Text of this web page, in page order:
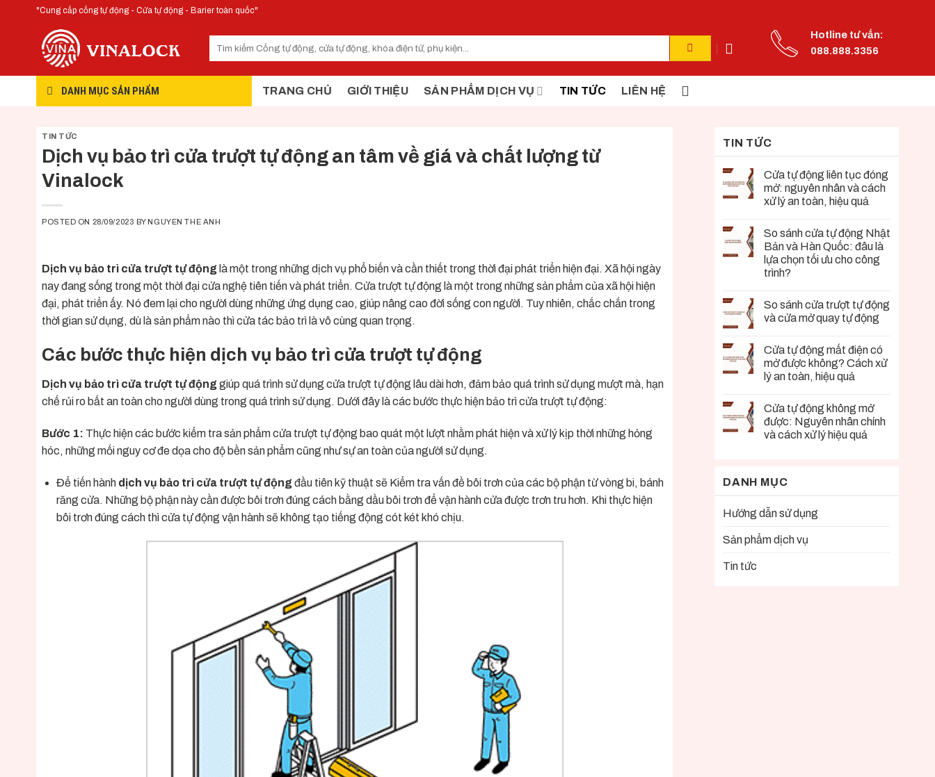
"Cung cấp cổng tự động - Cửa tự động - Barier toàn quốc"
Hotline tư vấn:
088.888.3356
DANH MỤC SẢN PHẨM TRANG CHỦ GIỚI THIỆU SẢN PHẨM DỊCH VỤ TIN TỨC LIÊN HỆ
TIN TỨC
Dịch vụ bảo trì cửa trượt tự động an tâm về giá và chất lượng từ
Vinalock
POSTED ON 28/09/2023 BY NGUYEN THE ANH
Dịch vụ bảo trì cửa trượt tự động là một trong những dịch vụ phổ biến và cần thiết trong thời đại phát triển hiện đại. Xã hội ngày
nay đang sống trong một thời đại cửa nghệ tiên tiến và phát triển. Cửa trượt tự động là một trong những sản phẩm của xã hội hiện
đại, phát triển ấy. Nó đem lại cho người dùng những ứng dụng cao, giúp nâng cao đời sống con người. Tuy nhiên, chắc chắn trong
thời gian sử dụng, dù là sản phẩm nào thì cửa tác bảo trì là vô cùng quan trọng.
Các bước thực hiện dịch vụ bảo trì cửa trượt tự động
Dịch vụ bảo trì cửa trượt tự động giúp quá trình sử dụng cửa trượt tự động lâu dài hơn, đảm bảo quá trình sử dụng mượt mà, hạn
chế rủi ro bất an toàn cho người dùng trong quá trình sử dụng. Dưới đây là các bước thực hiện bảo trì cửa trượt tự động:
Bước 1: Thực hiện các bước kiểm tra sản phẩm cửa trượt tự động bao quát một lượt nhằm phát hiện và xử lý kịp thời những hỏng
hóc, những mối nguy cơ đe dọa cho độ bền sản phẩm cũng như sự an toàn của người sử dụng.
Để tiến hành dịch vụ bảo trì cửa trượt tự động đầu tiên kỹ thuật sẽ Kiểm tra vấn đề bôi trơn của các bộ phận từ vòng bi, bánh
răng cửa. Những bộ phận này cần được bôi trơn đúng cách bằng dầu bôi trơn để vận hành cửa được trơn tru hơn. Khi thực hiện
bôi trơn đúng cách thì cửa tự động vận hành sẽ không tạo tiếng động cót két khó chịu.
TIN TỨC
Cửa tự động liên tục đóng
mở: nguyên nhân và cách
xử lý an toàn, hiệu quả
So sánh cửa tự động Nhật
Bản và Hàn Quốc: đâu là
lựa chọn tối ưu cho công
trình?
So sánh cửa trượt tự động
và cửa mở quay tự động
Cửa tự động mất điện có
mở được không? Cách xử
lý an toàn, hiệu quả
Cửa tự động không mở
được: Nguyên nhân chính
và cách xử lý hiệu quả
DANH MỤC
Hướng dẫn sử dụng
Sản phẩm dịch vụ
Tin tức